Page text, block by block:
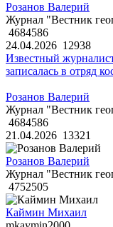
Розанов Валерий
Журнал "Вестник
4684586
24.04.2026 12938
Известный
записалась в отряд
Розанов Валерий
Журнал "Вестник
4684586
21.04.2026 13321
Розанов Валерий
Журнал "Вестник
4752505
Каймин Михаил